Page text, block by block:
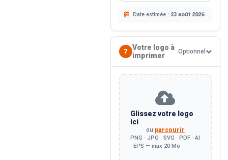
Date estimée : 23 août 2026
7
Votre logo à
imprimer
Optionnel
Glissez votre logo
ici
ou parcourir
PNG · JPG · SVG · PDF · AI
· EPS — max 20 Mo